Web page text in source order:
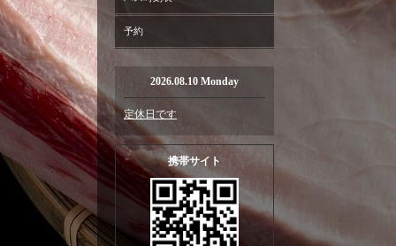
予約
2026.08.10 Monday
定休日です
携帯サイト